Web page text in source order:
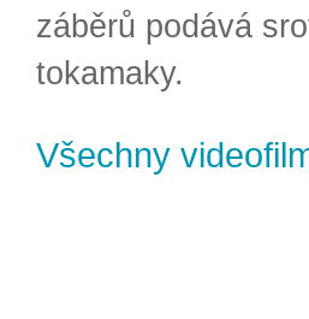
záběrů podává
tokamaky.
Všechny